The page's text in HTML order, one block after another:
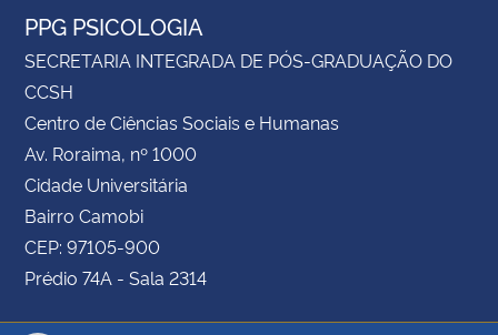
PPG PSICOLOGIA
SECRETARIA INTEGRADA DE PÓS-GRADUAÇÃO DO
CCSH
Centro de Ciências Sociais e Humanas
Av. Roraima, nº 1000
Cidade Universitária
Bairro Camobi
CEP: 97105-900
Prédio 74A - Sala 2314